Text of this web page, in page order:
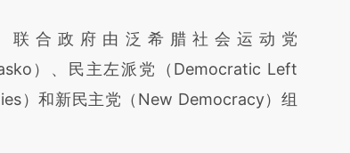
政府由泛希腊社会运动党
）、民主左派党（Democratic Left
）和新民主党（New Democracy）组